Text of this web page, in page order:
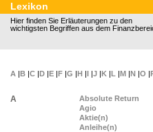
Lexikon
Hier finden Sie Erläuterungen zu den
wichtigsten Begriffen aus dem
A |B |C |D |E |F |G |H |I |J |K |L |M |N |O |
A
Absolute Return
Agio
Aktie(n)
Anleihe(n)